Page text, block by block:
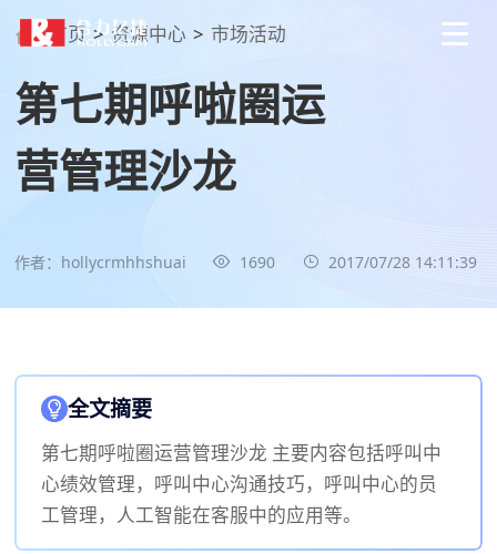
首页 > 资源中心 > 市场活动
第七期呼啦圈运
营管理沙龙
作者：hollycrmhhshuai 1690 2017/07/28 14:11:39
全文摘要
第七期呼啦圈运营管理沙龙 主要内容包括呼叫中
心绩效管理，呼叫中心沟通技巧，呼叫中心的员
工管理，人工智能在客服中的应用等。